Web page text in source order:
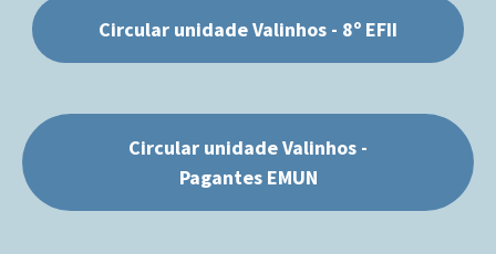
Circular unidade Valinhos - 8º EFII
Circular unidade Valinhos -
Pagantes EMUN